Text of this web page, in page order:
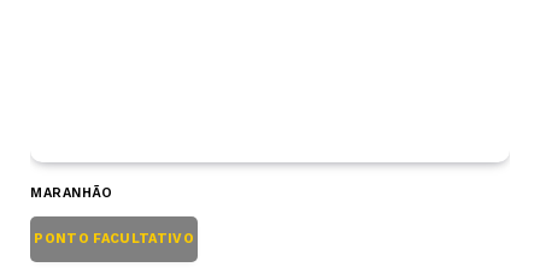
MARANHÃO
PONTO FACULTATIVO